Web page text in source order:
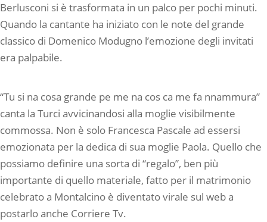
Berlusconi si è trasformata in un palco per pochi minuti.
Quando la cantante ha iniziato con le note del grande
classico di Domenico Modugno l’emozione degli invitati
era palpabile.
“Tu si na cosa grande pe me na cos ca me fa nnammura”
canta la Turci avvicinandosi alla moglie visibilmente
commossa. Non è solo Francesca Pascale ad essersi
emozionata per la dedica di sua moglie Paola. Quello che
possiamo definire una sorta di “regalo”, ben più
importante di quello materiale, fatto per il matrimonio
celebrato a Montalcino è diventato virale sul web a
postarlo anche Corriere Tv.